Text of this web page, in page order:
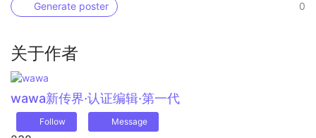
0
Generate poster
关于作者
wawa新传界·认证编辑·第一代
Follow Message